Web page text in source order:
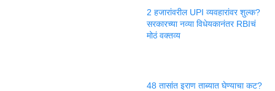
2 हजारांवरील UPI व्यवहारांवर शुल्क?
सरकारच्या नव्या विधेयकानंतर RBIचं
मोठं वक्तव्य
48 तासांत इराण ताब्यात घेण्याचा कट?